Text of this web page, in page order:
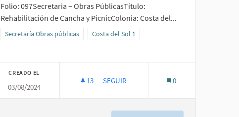
Folio: 097Secretaria – Obras PúblicasTítulo:
Rehabilitación de Cancha y PicnicColonia: Costa del...
Resultados al filtrar por la categoría: Secretaría Obras públicas
Secretaría Obras públicas Resultados al filtrar por el ámbito: Costa del Sol 1
Costa del Sol 1
CREADO EL
03/08/2024
13 13 SEGUIDORAS
SEGUIR 0